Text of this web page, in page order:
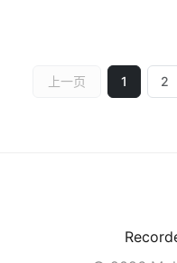
上一页 1 2